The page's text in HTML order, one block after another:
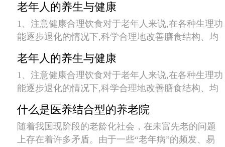
老年人的养生与健康
1、注意健康合理饮食对于老年人来说,在各种生理功
能逐步退化的情况下,科学合理地改善膳食结构、均
自己的体质合理选择饮食。中国人讲究阴阳平衡,人
的体质分阴性和阳性。为了保持体质平衡,阴性体质
的人应该相对多吃一些温热性…
老年人的养生与健康
1、注意健康合理饮食对于老年人来说,在各种生理功
能逐步退化的情况下,科学合理地改善膳食结构、均
自己的体质合理选择饮食。中国人讲究阴阳平衡,人
的体质分阴性和阳性。为了保持体质平衡,阴性体质
的人应该相对多吃一些温热性…
什么是医养结合型的养老院
随着我国现阶段的老龄化社会，在未富先老的问题
上存在着许多矛盾。由于一些“老年病”的频发、易